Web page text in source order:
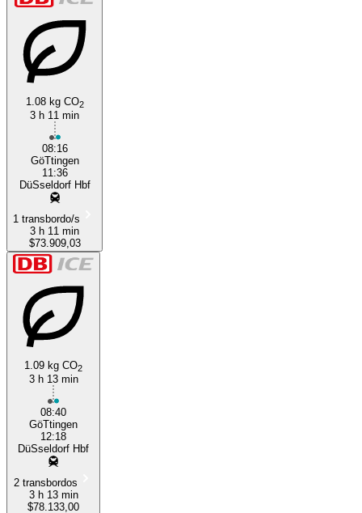
1.08 kg CO2
3 h 11 min
08:16
GöTtingen
11:36
DüSseldorf Hbf
1 transbordo/s
3 h 11 min
$73.909,03
1.09 kg CO2
3 h 13 min
08:40
GöTtingen
12:18
DüSseldorf Hbf
2 transbordos
3 h 13 min
$78.133,00